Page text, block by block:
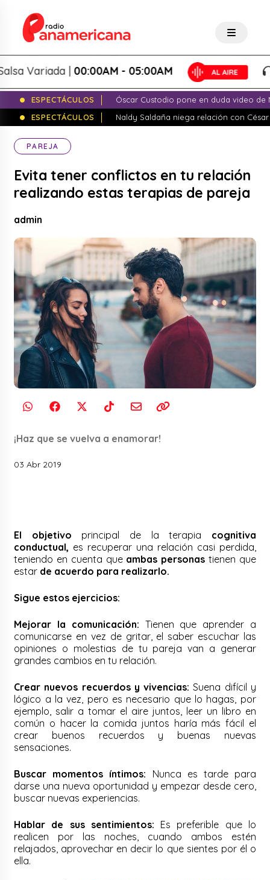
Variada |00:00AM - 05:00AM
ESPECTÁCULOS
Óscar Custodio pone en duda video de
ESPECTÁCULOS
Naldy Saldaña niega relación con
PAREJA
Evita tener conflictos en tu relación
realizando estas terapias de pareja
admin
¡Haz que se vuelva a enamorar!
03 Abr 2019
El objetivo principal de la terapia cognitiva
conductual, es recuperar una relación casi perdida,
teniendo en cuenta que ambas personas tienen que
estar de acuerdo para realizarlo.
Sigue estos ejercicios:
Mejorar la comunicación: Tienen que aprender a
comunicarse en vez de gritar, el saber escuchar las
opiniones o molestias de tu pareja van a generar
grandes cambios en tu relación.
Crear nuevos recuerdos y vivencias: Suena difícil y
lógico a la vez, pero es necesario que lo hagas, por
ejemplo, salir a tomar el aire juntos, leer un libro en
común o hacer la comida juntos haría más fácil el
crear buenos recuerdos y buenas nuevas
sensaciones.
Buscar momentos íntimos: Nunca es tarde para
darse una nueva oportunidad y empezar desde cero,
buscar nuevas experiencias.
Hablar de sus sentimientos: Es preferible que lo
realicen por las noches, cuando ambos estén
relajados, aprovechar en decir lo que sientes por él o
ella.